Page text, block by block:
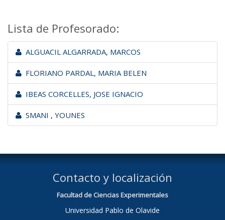
Lista de Profesorado:
ALGUACIL ALGARRADA, MARCOS
FLORIANO PARDAL, MARIA BELEN
IBEAS CORCELLES, JOSE IGNACIO
SMANI , YOUNES
Contacto y localización
Facultad de Ciencias Experimentales
Universidad Pablo de Olavide